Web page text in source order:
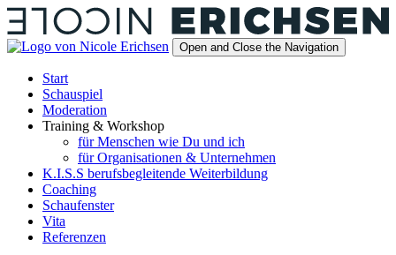
Open and Close the Navigation
Start
Schauspiel
Moderation
Training & Workshop
für Menschen wie Du und ich
für Organisationen & Unternehmen
K.I.S.S berufsbegleitende Weiterbildung
Coaching
Schaufenster
Vita
Referenzen